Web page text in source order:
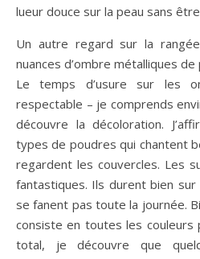
lueur douce sur la peau sans
Un autre regard sur la
nuances d’ombre métalliques
Le temps d’usure sur les
respectable – je comprends
découvre la décoloration.
types de poudres qui chantent
regardent les couvercles. Les
fantastiques. Ils durent bien sur
se fanent pas toute la journée.
consiste en toutes les couleurs
total, je découvre que